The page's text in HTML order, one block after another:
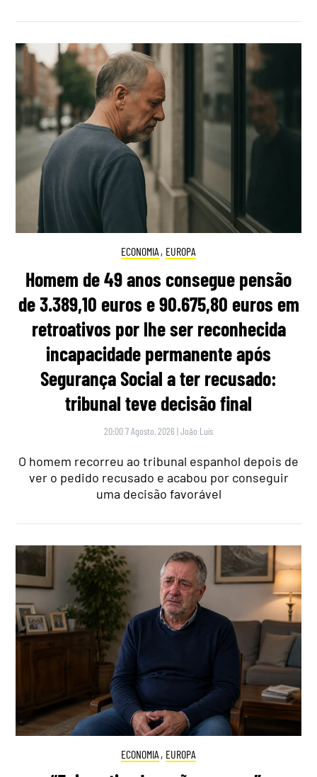
ECONOMIA , EUROPA
Homem de 49 anos consegue pensão
de 3.389,10 euros e 90.675,80 euros em
retroativos por lhe ser reconhecida
incapacidade permanente após
Segurança Social a ter recusado:
tribunal teve decisão final
20:00 7 Agosto, 2026 |João Luís
O homem recorreu ao tribunal espanhol depois de
ver o pedido recusado e acabou por conseguir
uma decisão favorável
ECONOMIA , EUROPA